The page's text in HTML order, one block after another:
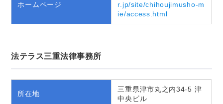
ホームページ
r.jp/site/chihoujimusho-m
ie/access.html
法テラス三重法律事務所
所在地
三重県津市丸之内34-5 津
中央ビル